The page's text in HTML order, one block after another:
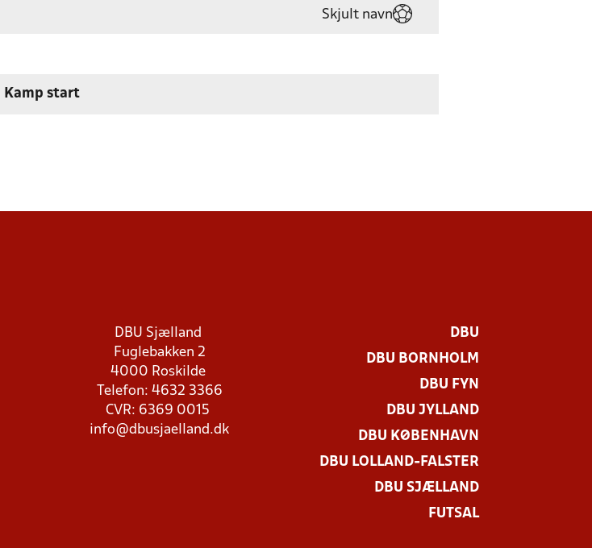
Skjult navn
Kamp start
DBU Sjælland
Fuglebakken 2
4000 Roskilde
Telefon: 4632 3366
CVR: 6369 0015
info@dbusjaelland.dk
DBU
DBU BORNHOLM
DBU FYN
DBU JYLLAND
DBU KØBENHAVN
DBU LOLLAND-FALSTER
DBU SJÆLLAND
FUTSAL